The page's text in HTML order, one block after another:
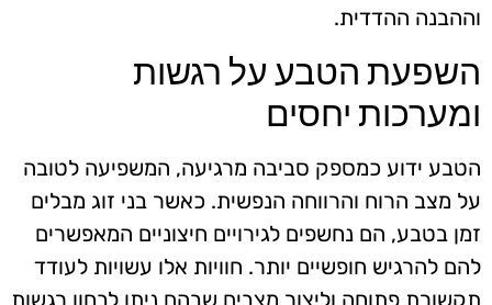
וההבנה ההדדית.
השפעת הטבע על רגשות
ומערכות יחסים
הטבע ידוע כמספק סביבה מרגיעה, המשפיעה לטובה
על מצב הרוח והרווחה הנפשית. כאשר בני זוג מבלים
זמן בטבע, הם נחשפים לגירויים חיצוניים המאפשרים
להם להרגיש חופשיים יותר. חוויות אלו עשויות לעודד
תקשורת פתוחה וליצור מצבים שבהם ניתן לבחון רגשות